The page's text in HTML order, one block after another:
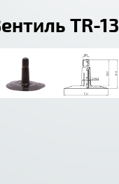
TR-13